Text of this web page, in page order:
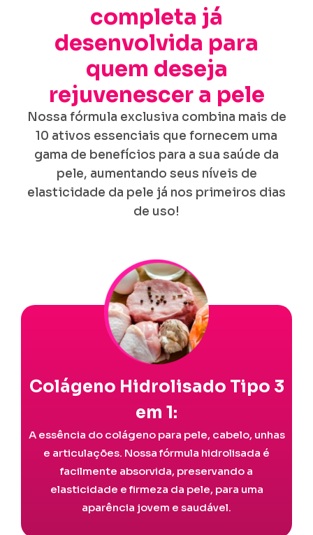
completa já
desenvolvida para
quem deseja
rejuvenescer a pele
Nossa fórmula exclusiva combina mais de
10 ativos essenciais que fornecem uma
gama de benefícios para a sua saúde da
pele, aumentando seus níveis de
elasticidade da pele já nos primeiros dias
de uso!
Colágeno Hidrolisado Tipo 3
em 1:
A essência do colágeno para pele, cabelo, unhas
e articulações. Nossa fórmula hidrolisada é
facilmente absorvida, preservando a
elasticidade e firmeza da pele, para uma
aparência jovem e saudável.